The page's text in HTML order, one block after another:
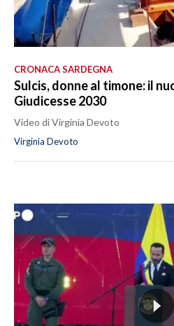
CRONACA SARDEGNA
Sulcis, donne al timone: il
Giudicesse 2030
Video di Virginia Devoto
Virginia Devoto